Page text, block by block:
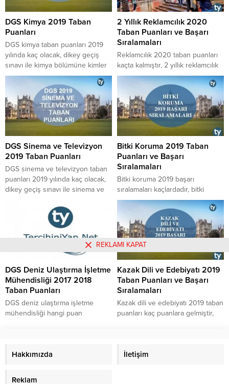
DGS Kimya 2019 Taban
Puanları
DGS kimya taban puanları 2019
yılında kaç olacak, dikey geçiş
sınavı ile kimya bölümüne kimler
hangi puan türü ile geçiş
yapabilir, DGS kimya kontenjanları
2019 yılında kaç olacaktır, 2018
DGS kimya puanları içinde
bulunan en yüksek ve en düşük
kimya taban puanları kaçtır gibi
soruların cevaplarına buradan
ulaşabilirsiniz.
2 Yıllık Reklamcılık 2020
Taban Puanları ve Başarı
Sıralamaları
​​​​​​​Reklamcılık 2020 taban puanları
kaçta kalmıştır, 2 yıllık reklamcılık
2020 başarı sıralamaları kaç
binler ile gelmiştir, reklamcılık
puanları 2020 nasıl ortaya
çıkmaktadır, reklamcılık sıralama
sayıları 2020 belli mi gibi
soruların cevabına ve reklamcılık
taban puanları tablosuna yazımıza
göz atarak ulaşabilirsiniz.
DGS Sinema ve Televizyon
2019 Taban Puanları
DGS sinema ve televizyon taban
puanları 2019 yılında kaç olacak,
dikey geçiş sınavı ile sinema ve
puan türü ile geçiş yapabilir, DGS
sinema ve televizyon
kontenjanları 2019 yılında kaç
olacaktır, 2018 DGS sinema ve
televizyon puanları içinde
sinema ve televizyon...
Bitki Koruma 2019 Taban
Puanları ve Başarı
Sıralamaları
Bitki koruma 2019 başarı
sıralamaları kaçlardadır, bitki
koruma 2019 taban puanları kaç
civarındadır, 2019 bitki koruma
başarı sıralamaları ve taban
puanları neye göre
belirlenmektedir, 2018
yerleştirmelerinde bitki koruma
bölümü en küçük ve en büyük
kaç taban puan ve sıralama ile
kapatmıştır gibi soruların
cevaplarına buradan
ulaşabilirsiniz.
DGS Deniz Ulaştırma İşletme
Mühendisliği 2017 2018
Taban Puanları
DGS deniz ulaştırma işletme
mühendisliği hangi puan
2018 taban puanlarına dair liste
Kazak Dili ve Edebiyatı 2019
Taban Puanları ve Başarı
Sıralamaları
Kazak dili ve edebiyatı 2019 taban
puanları kaç puanlara gelmiştir,
edebiyatı başarı sıralamaları ve
Hakkımızda İletişim
Reklam
REKLAMI KAPAT